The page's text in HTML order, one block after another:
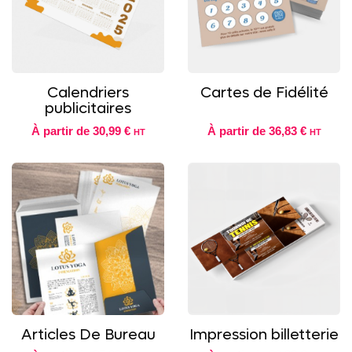
Calendriers
publicitaires
À partir de 30,99 € HT
Cartes de Fidélité
À partir de 36,83 € HT
Articles De Bureau Impression billetterie